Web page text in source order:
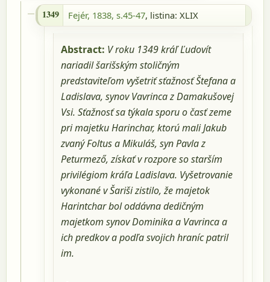
1349 - Fejér, 1838, s.45-47, listina: XLIX
1349 Fejér, 1838, s.45-47, listina: XLIX
Abstract: V roku 1349 kráľ Ľudovít
nariadil šarišským stoličným
predstaviteľom vyšetriť sťažnosť Štefana a
Ladislava, synov Vavrinca z Damakušovej
Vsi. Sťažnosť sa týkala sporu o časť zeme
pri majetku Harinchar, ktorú mali Jakub
zvaný Foltus a Mikuláš, syn Pavla z
Peturmező, získať v rozpore so starším
privilégiom kráľa Ladislava. Vyšetrovanie
vykonané v Šariši zistilo, že majetok
Harintchar bol oddávna dedičným
majetkom synov Dominika a Vavrinca a
ich predkov a podľa svojich hraníc patril
im.